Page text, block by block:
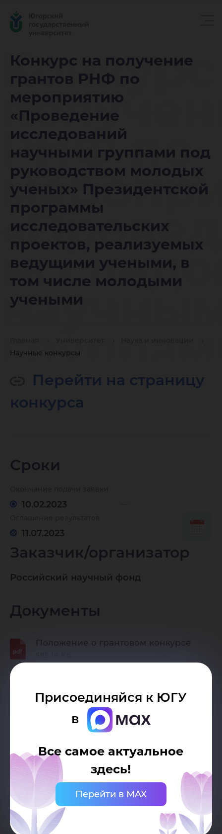
Конкурс на получение
грантов РНФ по
мероприятию
«Проведение
исследований
научными группами под
руководством молодых
ученых» Президентской
программы
исследовательских
проектов, реализуемых
ведущими учеными, в
том числе молодыми
учеными
Научные конкурсы
РНФ по
числе
Присоединяйся к ЮГУ
в
Все самое актуальное
здесь!
Перейти в MAX
Перейти на страницу
конкурса
Сроки
10.02.2023
11.07.2023
Заказчик/организатор
Российский научный фонд
Документы
Положение о грантовом конкурсе
01
Архив конкурсов